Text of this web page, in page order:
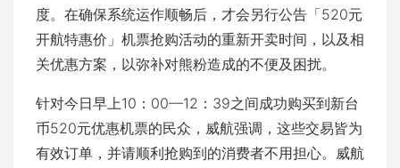
度。在确保系统运作顺畅后，才会另行公告「520元
开航特惠价」机票抢购活动的重新开卖时间，以及相
关优惠方案，以弥补对熊粉造成的不便及困扰。
针对今日早上10：00—12：39之间成功购买到新台
币520元优惠机票的民众，威航强调，这些交易皆为
有效订单，并请顺利抢购到的消费者不用担心。威航